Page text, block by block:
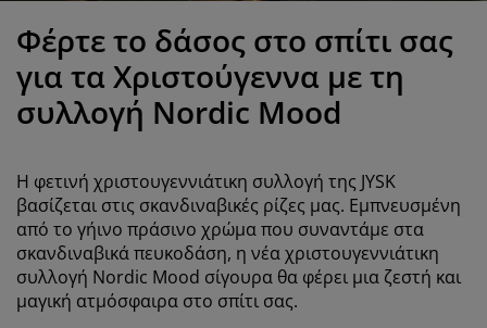
υπνοδωματίου
κρεβατιού
κρεβατιού
κρεβάτια
επίπλων
εξωτερικού χώρου
σπιτιού
δωμάτιο
Φέρτε το δάσος στο σπίτι σας
για τα Χριστούγεννα με τη
συλλογή Νordic Mood
Η φετινή χριστουγεννιάτικη συλλογή της JYSK
βασίζεται στις σκανδιναβικές ρίζες μας. Εμπνευσμένη
από το γήινο πράσινο χρώμα που συναντάμε στα
σκανδιναβικά πευκοδάση, η νέα χριστουγεννιάτικη
συλλογή Nordic Mood σίγουρα θα φέρει μια ζεστή και
μαγική ατμόσφαιρα στο σπίτι σας.